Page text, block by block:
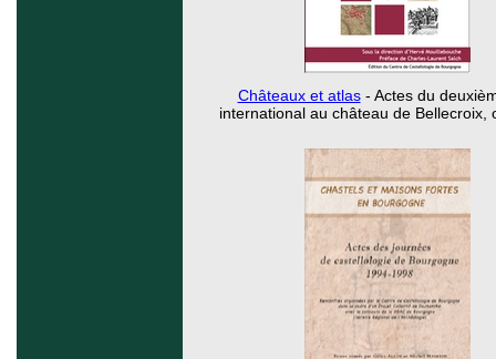
Châteaux et atlas- Actes du
international au château de Bellecroix,